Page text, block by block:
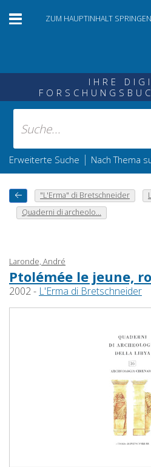
ZUM HAUPTINHALT SPRINGEN
IHRE
Erweiterte Suche | Nach Thema
"L'Erma" di Bretschneider
Quaderni di archeolo...
Laronde, André
Ptolémée le jeune,
2002 - L'Erma di Bretschneider